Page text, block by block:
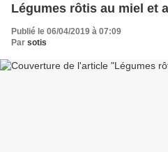
Légumes rôtis au miel et
Publié le 06/04/2019 à 07:09
Par sotis